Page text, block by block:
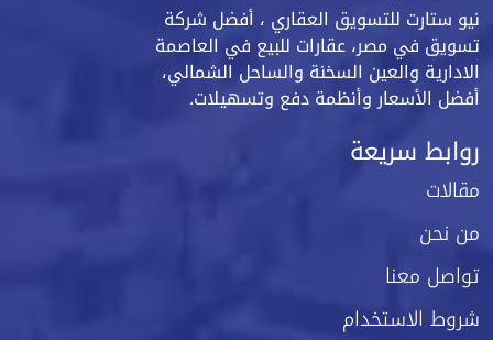
نيو ستارت للتسويق العقاري ، أفضل شركة
تسويق في مصر، عقارات للبيع في العاصمة
الادارية والعين السخنة والساحل الشمالي،
أفضل الأسعار وأنظمة دفع وتسهيلات.
روابط سريعة
مقالات
من نحن
تواصل معنا
شروط الاستخدام